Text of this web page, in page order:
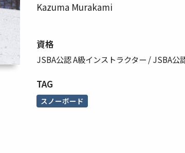
Kazuma Murakami
資格
JSBA公認 A級インストラクター JSBA公
TAG
スノーボード